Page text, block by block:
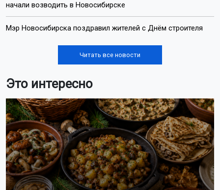
Следующая неделя в Новосибирске начнётся
с жары до +30 градусов
из-за состояния пассажира
На Новосибирскую область надвигается 34-градусный зной
Двухэтажный дом сгорел в дачном посёлке под
Новосибирском
Цены на бензин в Новосибирской области снизились на